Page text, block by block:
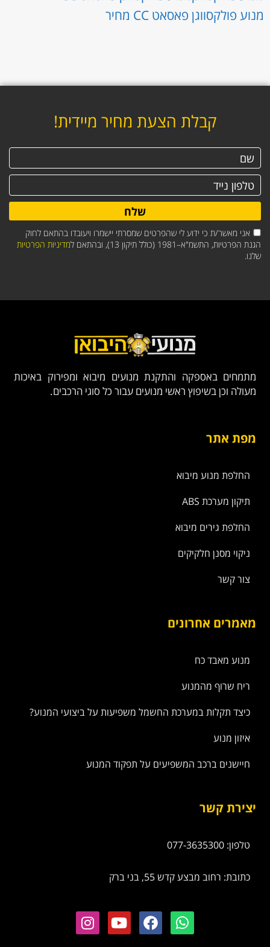
מנוע פולקסווגן פאסאט CC מחיר
קבלת הצעת מחיר מיידית!
אני מאשר/ת כי ידוע לי שהפרטים שמסרתי יישמרו ויעובדו בהתאם לחוק
הגנת הפרטיות, התשמ"א–1981 (כולל תיקון 13), ובהתאם ל
מדיניות הפרטיות
שלנו.
שלח
מתמחים באספקה והתקנת מנועים מיבוא ומפירוק באיכות
מעולה וכן בשיפוץ ראשי מנועים עבור כל סוגי הרכבים.
מפת אתר
החלפת מנוע מיבוא
תיקון מערכת ABS
החלפת גירים מיבוא
ניקוי מסנן חלקיקים
צור קשר
מאמרים אחרונים
מנוע מאבד כח
ריח שרוף מהמנוע
כיצד תקלות במערכת החשמל משפיעות על ביצועי המנוע?
איזון מנוע
חיישנים ברכב המשפיעים על תפקוד המנוע
יצירת קשר
טלפון: 077-3635300
כתובת: רחוב מבצע קדש 55, בני ברק